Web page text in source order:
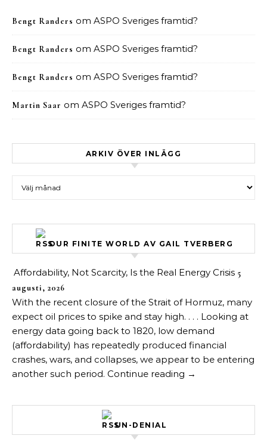
Bengt Randers om ASPO Sveriges framtid?
Bengt Randers om ASPO Sveriges framtid?
Bengt Randers om ASPO Sveriges framtid?
Martin Saar om ASPO Sveriges framtid?
ARKIV ÖVER INLÄGG
OUR FINITE WORLD AV GAIL TVERBERG
Affordability, Not Scarcity, Is the Real Energy Crisis 5
augusti, 2026
With the recent closure of the Strait of Hormuz, many
expect oil prices to spike and stay high. . . . Looking at
energy data going back to 1820, low demand
(affordability) has repeatedly produced financial
crashes, wars, and collapses, we appear to be entering
another such period. Continue reading →
UN-DENIAL